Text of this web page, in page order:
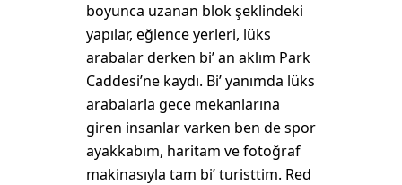
boyunca uzanan blok şeklindeki
yapılar, eğlence yerleri, lüks
arabalar derken bi’ an aklım Park
Caddesi’ne kaydı. Bi’ yanımda lüks
arabalarla gece mekanlarına
giren insanlar varken ben de spor
ayakkabım, haritam ve fotoğraf
makinasıyla tam bi’ turisttim. Red